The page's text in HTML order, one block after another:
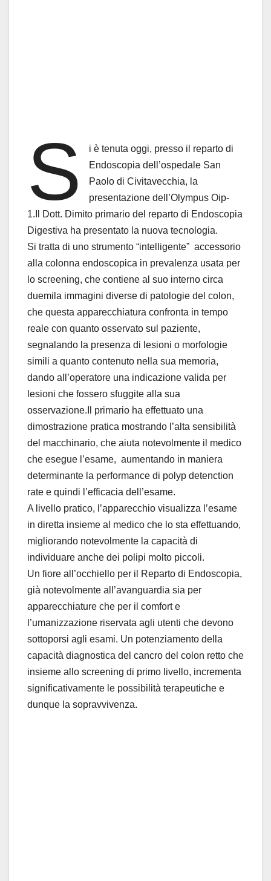
S
i è tenuta oggi, presso il reparto di
Endoscopia dell’ospedale San
Paolo di Civitavecchia, la
presentazione dell’Olympus Oip-
1.Il Dott. Dimito primario del reparto di Endoscopia
Digestiva ha presentato la nuova tecnologia.
Si tratta di uno strumento “intelligente” accessorio
alla colonna endoscopica in prevalenza usata per
lo screening, che contiene al suo interno circa
duemila immagini diverse di patologie del colon,
che questa apparecchiatura confronta in tempo
reale con quanto osservato sul paziente,
segnalando la presenza di lesioni o morfologie
simili a quanto contenuto nella sua memoria,
dando all’operatore una indicazione valida per
lesioni che fossero sfuggite alla sua
osservazione.Il primario ha effettuato una
dimostrazione pratica mostrando l’alta sensibilità
del macchinario, che aiuta notevolmente il medico
che esegue l’esame, aumentando in maniera
determinante la performance di polyp detenction
rate e quindi l’efficacia dell’esame.
A livello pratico, l’apparecchio visualizza l’esame
in diretta insieme al medico che lo sta effettuando,
migliorando notevolmente la capacità di
individuare anche dei polipi molto piccoli.
Un fiore all’occhiello per il Reparto di Endoscopia,
già notevolmente all’avanguardia sia per
apparecchiature che per il comfort e
l’umanizzazione riservata agli utenti che devono
sottoporsi agli esami. Un potenziamento della
capacità diagnostica del cancro del colon retto che
insieme allo screening di primo livello, incrementa
significativamente le possibilità terapeutiche e
dunque la sopravvivenza.